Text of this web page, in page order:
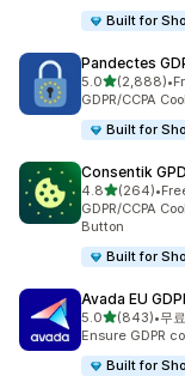
Built for
Pandectes
5.0별 5개 중
(2,888)
총 리뷰 2888개
•
GDPR/CCPA
Built for
Consentik
4.8별 5개 중
(264)
총 리뷰 264개
•
GDPR/CCPA
Button
Built for
Avada EU
5.0별 5개 중
(843)
총 리뷰 843개
•무
Ensure GDPR
Built for